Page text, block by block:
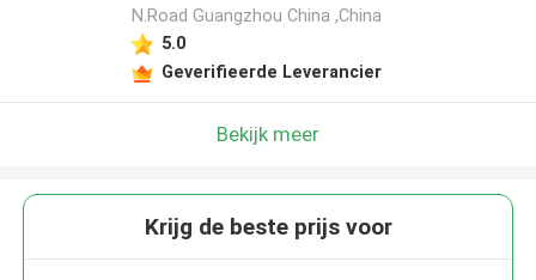
N.Road Guangzhou China ,China
5.0
Geverifieerde Leverancier
Bekijk meer
Krijg de beste prijs voor